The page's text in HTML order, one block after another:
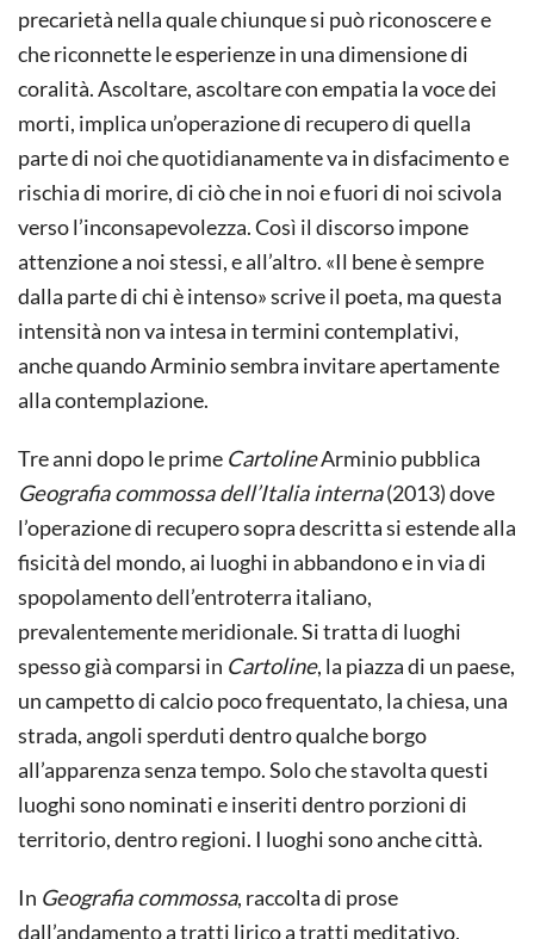
precarietà nella quale chiunque si può riconoscere e
che riconnette le esperienze in una dimensione di
coralità. Ascoltare, ascoltare con empatia la voce dei
morti, implica un’operazione di recupero di quella
parte di noi che quotidianamente va in disfacimento e
rischia di morire, di ciò che in noi e fuori di noi scivola
verso l’inconsapevolezza. Così il discorso impone
attenzione a noi stessi, e all’altro. «Il bene è sempre
dalla parte di chi è intenso» scrive il poeta, ma questa
intensità non va intesa in termini contemplativi,
anche quando Arminio sembra invitare apertamente
alla contemplazione.
Tre anni dopo le prime CartolineArminio pubblica
Geografia commossa dell’Italia interna(2013) dove
l’operazione di recupero sopra descritta si estende alla
fisicità del mondo, ai luoghi in abbandono e in via di
spopolamento dell’entroterra italiano,
prevalentemente meridionale. Si tratta di luoghi
spesso già comparsi in Cartoline, la piazza di un paese,
un campetto di calcio poco frequentato, la chiesa, una
strada, angoli sperduti dentro qualche borgo
all’apparenza senza tempo. Solo che stavolta questi
luoghi sono nominati e inseriti dentro porzioni di
territorio, dentro regioni. I luoghi sono anche città.
In Geografia commossa, raccolta di prose
dall’andamento a tratti lirico a tratti meditativo,